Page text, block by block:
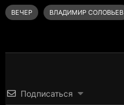
ВЕЧЕР ВЛАДИМИР СОЛОВЬЕВ
Подписаться